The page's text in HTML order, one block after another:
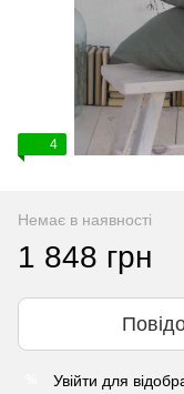
4
Немає в наявності
1 848 грн
Увійти для